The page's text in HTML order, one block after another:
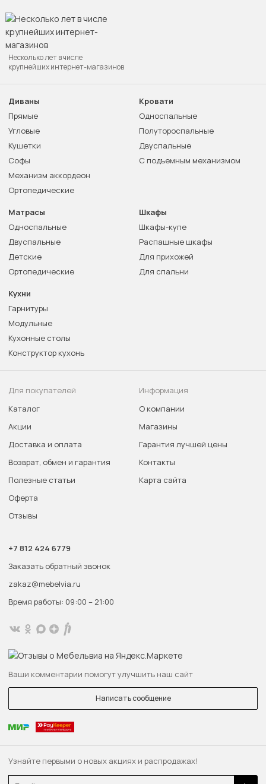
Узнайте первыми о новых акциях и распродажах!
Email
Несколько лет в числе
крупнейших интернет-магазинов
Диваны
Прямые
Угловые
Кушетки
Софы
Механизм аккордеон
Ортопедические
Кровати
Односпальные
Полутороспальные
Двуспальные
С подъемным механизмом
Матрасы
Односпальные
Двуспальные
Детские
Ортопедические
Шкафы
Шкафы-купе
Распашные шкафы
Для прихожей
Для спальни
Кухни
Гарнитуры
Модульные
Кухонные столы
Конструктор кухонь
Для покупателей
Каталог
Акции
Доставка и оплата
Возврат, обмен и гарантия
Полезные статьи
Оферта
Отзывы
Информация
О компании
Магазины
Гарантия лучшей цены
Контакты
Карта сайта
+7 812 424 6779
Заказать обратный звонок
zakaz@mebelvia.ru
Время работы: 09:00 – 21:00
Ваши комментарии помогут улучшить наш сайт
Написать сообщение